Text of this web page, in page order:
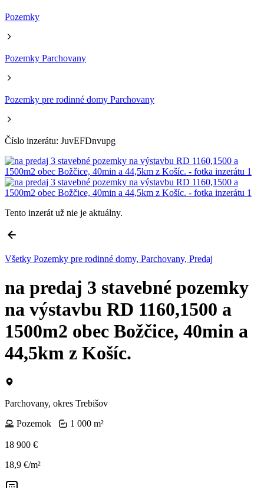
Pozemky
Pozemky Parchovany
Pozemky pre rodinné domy Parchovany
Číslo inzerátu: JuvEFDnvupg
Tento inzerát už nie je aktuálny.
Všetky Pozemky pre rodinné domy, Parchovany, Predaj
na predaj 3 stavebné pozemky
na výstavbu RD 1160,1500 a
1500m2 obec Božčice, 40min a
44,5km z Košíc.
Parchovany, okres Trebišov
Pozemok
1 000 m²
18 900 €
18,9 €/m²